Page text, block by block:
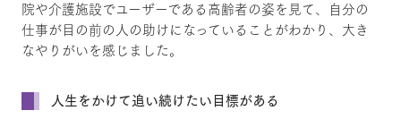
院や介護施設でユーザーである高齢者の姿を見て、自分の
仕事が目の前の人の助けになっていることがわかり、大き
なやりがいを感じました。
人生をかけて追い続けたい目標がある